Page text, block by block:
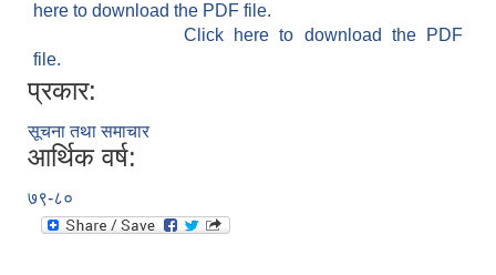
here to download the PDF file.
Click here to download the PDF
file.
प्रकार:
सूचना तथा समाचार
आर्थिक वर्ष:
७९-८०